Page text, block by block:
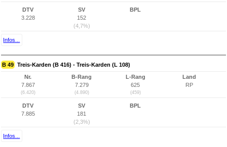
DTV
3.228
SV
152
(4,7%)
BPL
Infos...
B 49 Treis-Karden (B 416) - Treis-Karden (L 108)
Nr.
7.867
(6.420)
B-Rang
7.279
(4.890)
L-Rang
625
(459)
Land
RP
DTV
7.885
SV
181
(2,3%)
BPL
Infos...